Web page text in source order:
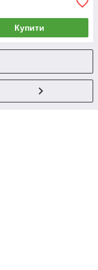
Купити